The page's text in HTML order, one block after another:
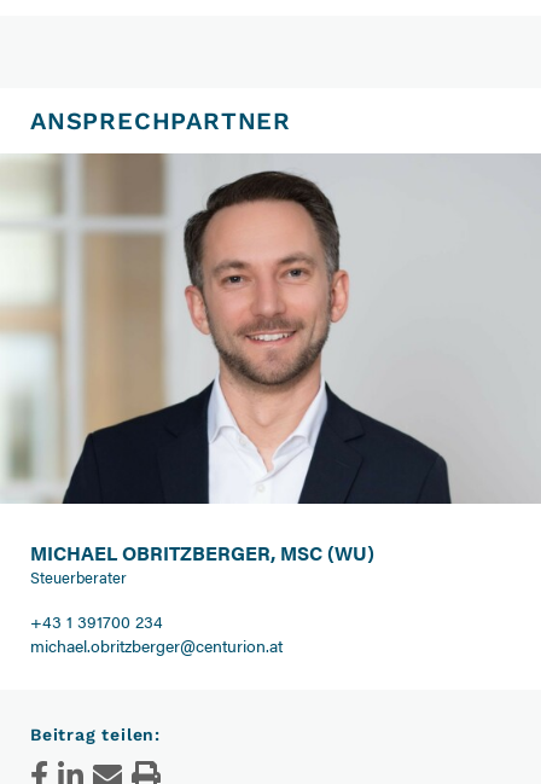
ANSPRECHPARTNER
MICHAEL OBRITZBERGER, MSC (WU)
Steuerberater
+43 1 391700 234
michael.obritzberger@centurion.at
Beitrag teilen: